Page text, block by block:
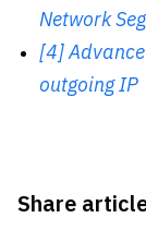
Network
[4]
outgoing IP
Share